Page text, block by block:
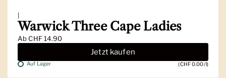
|
Warwick Three Cape Ladies
AbCHF 14.90
Jetzt kaufen
Auf Lager (CHF 0.00/l)